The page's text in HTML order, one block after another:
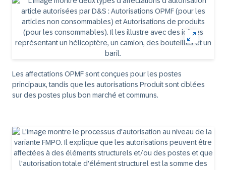
Les affectations OPMF sont conçues pour les postes
principaux, tandis que les autorisations Produit sont ciblées
sur des postes plus bon marché et communs.